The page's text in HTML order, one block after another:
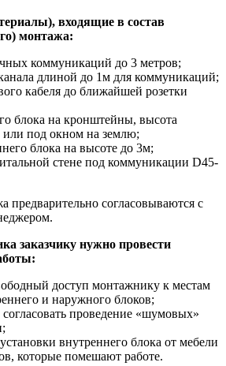
входящие в состав
монтажа:
коммуникаций до 3 метров;
длиной до 1м для коммуникаций;
кабеля до ближайшей розетки
блока на кронштейны, высота
или под окном на землю;
блока на высоте до 3м;
стене под коммуникации D45-
предварительно согласовываются с
заказчику нужно провести
доступ монтажнику к местам
и наружного блоков;
проведение «шумовых»
внутреннего блока от мебели
которые помешают работе.